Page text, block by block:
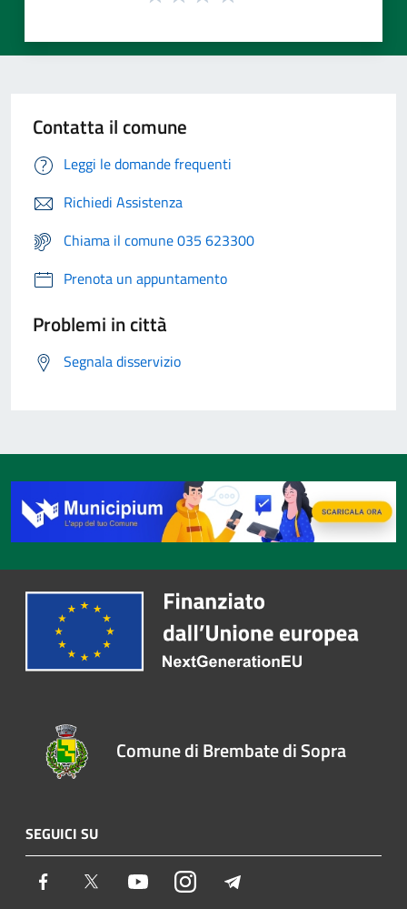
Contatta il comune
Leggi le domande frequenti
Richiedi Assistenza
Chiama il comune 035 623300
Prenota un appuntamento
Problemi in città
Segnala disservizio
Comune di Brembate di Sopra
SEGUICI SU
Facebook Twitter YoutubeInstagram